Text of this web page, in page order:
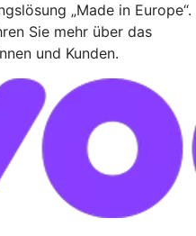
„Made in Europe“.
Sie mehr über das
und Kunden.